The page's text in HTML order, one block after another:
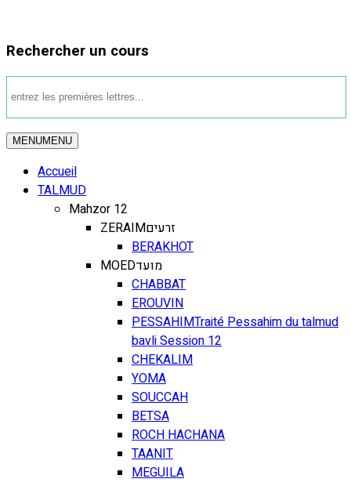
Rechercher un cours
MENUMENU
Accueil
TALMUD
Mahzor 12
ZERAIMזרעים
BERAKHOT
MOEDמועד
CHABBAT
EROUVIN
PESSAHIMTraité Pessahim du talmud
bavli Session 12
CHEKALIM
YOMA
SOUCCAH
BETSA
ROCH HACHANA
TAANIT
MEGUILA